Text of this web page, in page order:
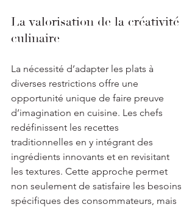
La valorisation de la créativité
culinaire
La nécessité d’adapter les plats à
diverses restrictions offre une
opportunité unique de faire preuve
d’imagination en cuisine. Les chefs
redéfinissent les recettes
traditionnelles en y intégrant des
ingrédients innovants et en revisitant
les textures. Cette approche permet
non seulement de satisfaire les besoins
spécifiques des consommateurs, mais